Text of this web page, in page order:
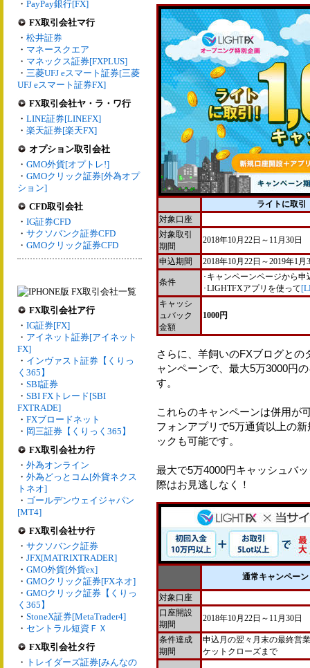
・ PayPay銀行[FX]
FX取引会社マ行
・ 松井証券
・ マネースクエア
・ マネックス証券[FXPLUS]
・ 三菱UFJ eスマート証券[三菱
UFJ eスマート証券FX]
FX取引会社ヤ・ラ・ワ行
・ LINE証券[LINEFX]
・ 楽天証券[楽天FX]
オプション取引会社
・ GMO外貨[オプトレ!]
・ GMOクリック証券[外為オプ
ション]
CFD取引会社
・ IG証券CFD
・ サクソバンク証券CFD
・ GMOクリック証券CFD
FX取引会社ア行
・ IG証券[FX]
・ アイネット証券[アイネット
FX]
・ インヴァスト証券【くりっ
く365】
・ SBI証券
・ SBI FXトレード[SBI
FXTRADE]
・ FXブロードネット
・ 岡三証券【くりっく365】
FX取引会社カ行
・ 外為オンライン
・ 外為どっとコム[外貨ネクス
トネオ]
・ ゴールデンウェイジャパン
[MT4]
FX取引会社サ行
・ サクソバンク証券
・ JFX[MATRIXTRADER]
・ GMO外貨[外貨ex]
・ GMOクリック証券[FXネオ]
・ GMOクリック証券【くりっ
く365】
・ StoneX証券[MetaTrader4]
・ セントラル短資ＦＸ
FX取引会社タ行
・ トレイダーズ証券[みんなの
ライトに取引
対象口座
対象取引
期間
2018年10月22日～11月30日
申込期間 2018年10月22日～2019年1月
条件
･キャンペーンページから申
･LIGHTFXアプリを使って
キャッシ
ュバック
金額
1000円
さらに、羊飼いのFXブログと
ャンペーンで、最大5万3000円
す。
これらのキャンペーンは併用が
フォンアプリで5万通貨以上の
ックも可能です。
最大で5万4000円キャッシュバ
際はお見逃しなく！
通常キャンペーン
対象口座
口座開設
期間
2018年10月22日～11月30日
条件達成
期間
申込月の翌々月末の最終営
ケットクローズまで